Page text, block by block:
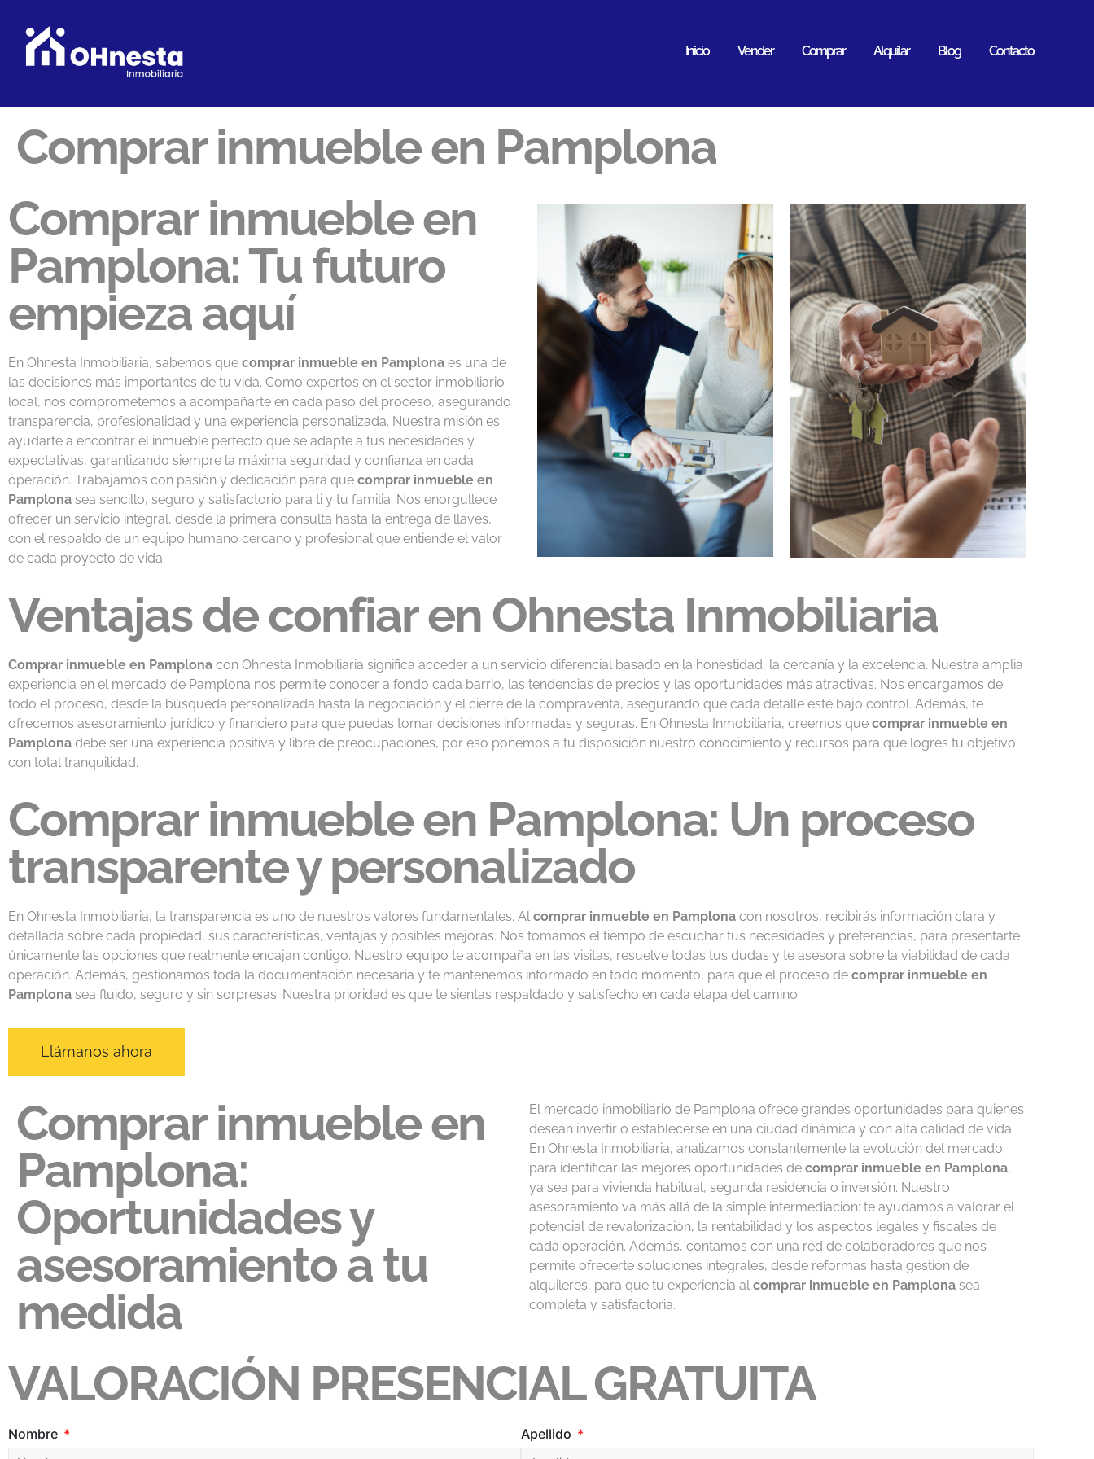
Inicio Vender Comprar Alquilar Blog Contacto
Comprar inmueble en Pamplona
Comprar inmueble en
Pamplona: Tu futuro
empieza aquí
En Ohnesta Inmobiliaria, sabemos que comprar inmueble en Pamplona es una de
las decisiones más importantes de tu vida. Como expertos en el sector inmobiliario
local, nos comprometemos a acompañarte en cada paso del proceso, asegurando
transparencia, profesionalidad y una experiencia personalizada. Nuestra misión es
ayudarte a encontrar el inmueble perfecto que se adapte a tus necesidades y
expectativas, garantizando siempre la máxima seguridad y confianza en cada
operación. Trabajamos con pasión y dedicación para que comprar inmueble en
Pamplona sea sencillo, seguro y satisfactorio para ti y tu familia. Nos enorgullece
ofrecer un servicio integral, desde la primera consulta hasta la entrega de llaves,
con el respaldo de un equipo humano cercano y profesional que entiende el valor
de cada proyecto de vida.
Ventajas de confiar en Ohnesta Inmobiliaria
Comprar inmueble en Pamplona con Ohnesta Inmobiliaria significa acceder a un servicio diferencial basado en la honestidad, la cercanía y la excelencia. Nuestra amplia
experiencia en el mercado de Pamplona nos permite conocer a fondo cada barrio, las tendencias de precios y las oportunidades más atractivas. Nos encargamos de
todo el proceso, desde la búsqueda personalizada hasta la negociación y el cierre de la compraventa, asegurando que cada detalle esté bajo control. Además, te
ofrecemos asesoramiento jurídico y financiero para que puedas tomar decisiones informadas y seguras. En Ohnesta Inmobiliaria, creemos que comprar inmueble en
Pamplona debe ser una experiencia positiva y libre de preocupaciones, por eso ponemos a tu disposición nuestro conocimiento y recursos para que logres tu objetivo
con total tranquilidad.
Comprar inmueble en Pamplona: Un proceso
transparente y personalizado
En Ohnesta Inmobiliaria, la transparencia es uno de nuestros valores fundamentales. Alcomprar inmueble en Pamplona con nosotros, recibirás información clara y
detallada sobre cada propiedad, sus características, ventajas y posibles mejoras. Nos tomamos el tiempo de escuchar tus necesidades y preferencias, para presentarte
únicamente las opciones que realmente encajan contigo. Nuestro equipo te acompaña en las visitas, resuelve todas tus dudas y te asesora sobre la viabilidad de cada
operación. Además, gestionamos toda la documentación necesaria y te mantenemos informado en todo momento, para que el proceso de comprar inmueble en
Pamplona sea fluido, seguro y sin sorpresas. Nuestra prioridad es que te sientas respaldado y satisfecho en cada etapa del camino.
Llámanos ahora
Comprar inmueble en
Pamplona:
Oportunidades y
asesoramiento a tu
medida
El mercado inmobiliario de Pamplona ofrece grandes oportunidades para quienes
desean invertir o establecerse en una ciudad dinámica y con alta calidad de vida.
En Ohnesta Inmobiliaria, analizamos constantemente la evolución del mercado
para identificar las mejores oportunidades de comprar inmueble en Pamplona,
ya sea para vivienda habitual, segunda residencia o inversión. Nuestro
asesoramiento va más allá de la simple intermediación: te ayudamos a valorar el
potencial de revalorización, la rentabilidad y los aspectos legales y fiscales de
cada operación. Además, contamos con una red de colaboradores que nos
permite ofrecerte soluciones integrales, desde reformas hasta gestión de
alquileres, para que tu experiencia alcomprar inmueble en Pamplona sea
completa y satisfactoria.
VALORACIÓN PRESENCIAL GRATUITA
Nombre Apellido